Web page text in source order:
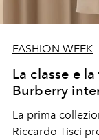
FASHION WEEK
La classe e
Burberry
La prima
Riccardo Tisci